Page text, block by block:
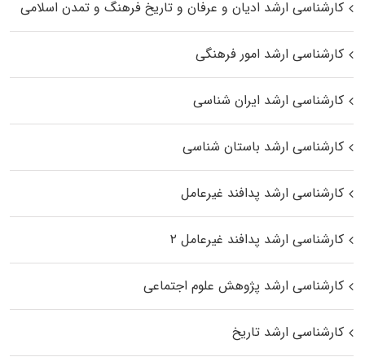
کارشناسی ارشد ادیان و عرفان و تاریخ فرهنگ و تمدن اسلامی
کارشناسی ارشد امور فرهنگی
کارشناسی ارشد ایران شناسی
کارشناسی ارشد باستان شناسی
کارشناسی ارشد پدافند غیرعامل
کارشناسی ارشد پدافند غیرعامل ۲
کارشناسی ارشد پژوهش علوم اجتماعی
کارشناسی ارشد تاریخ